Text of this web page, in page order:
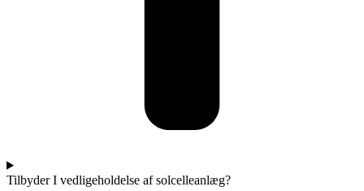
Tilbyder I vedligeholdelse af solcelleanlæg?